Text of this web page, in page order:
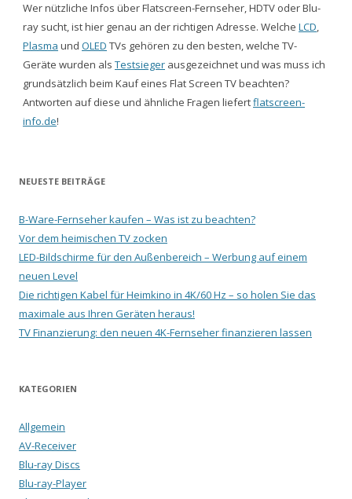
Wer nützliche Infos über Flatscreen-Fernseher, HDTV oder Blu-
ray sucht, ist hier genau an der richtigen Adresse. Welche LCD,
Plasma und OLED TVs gehören zu den besten, welche TV-
Geräte wurden als Testsieger ausgezeichnet und was muss ich
grundsätzlich beim Kauf eines Flat Screen TV beachten?
Antworten auf diese und ähnliche Fragen liefertflatscreen-
info.de!
NEUESTE BEITRÄGE
B-Ware-Fernseher kaufen – Was ist zu beachten?
Vor dem heimischen TV zocken
LED-Bildschirme für den Außenbereich – Werbung auf einem
neuen Level
Die richtigen Kabel für Heimkino in 4K/60 Hz – so holen Sie das
maximale aus Ihren Geräten heraus!
TV Finanzierung: den neuen 4K-Fernseher finanzieren lassen
KATEGORIEN
Allgemein
AV-Receiver
Blu-ray Discs
Blu-ray-Player